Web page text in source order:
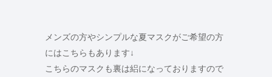
メンズの方やシンプルな夏マスクがご希望の方
にはこちらもあります↓
こちらのマスクも裏は絽になっておりますので